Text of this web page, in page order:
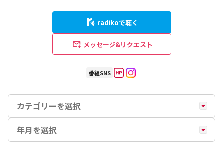
radikoで聴く
メッセージ&リクエスト
番組SNS